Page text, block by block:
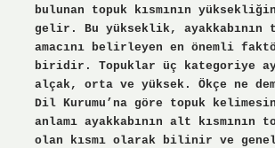
bulunan topuk kısmının
gelir. Bu yükseklik, ayakkabının
amacını belirleyen en önemli
biridir. Topuklar üç kategoriye
alçak, orta ve yüksek. Ökçe ne
Dil Kurumu’na göre topuk
anlamı ayakkabının alt kısmının
olan kısmı olarak bilinir ve